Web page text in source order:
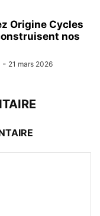
Origine Cycles
nos
- 21 mars 2026